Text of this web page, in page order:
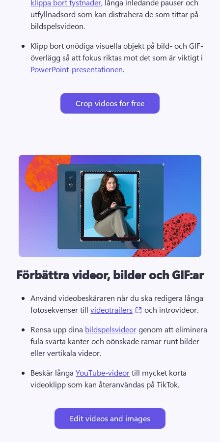
utfyllnadsord som kan distrahera de som tittar på
bildspelsvideon.
Klipp bort onödiga visuella objekt på bild- och GIF-
överlägg så att fokus riktas mot det som är viktigt i
PowerPoint-presentationen.
Crop videos for free
Förbättra videor, bilder och GIF:ar
Använd videobeskäraren när du ska redigera långa
fotosekvenser till videotrailers (opens in a new tab)
och introvideor.
Rensa upp dina bildspelsvideor genom att eliminera
fula svarta kanter och oönskade ramar runt bilder
eller vertikala videor.
Beskär långa YouTube-videor till mycket korta
videoklipp som kan återanvändas på TikTok.
Edit videos and images